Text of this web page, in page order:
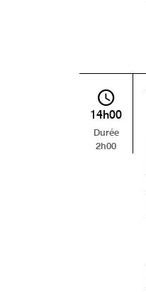
14h00
Durée
2h00